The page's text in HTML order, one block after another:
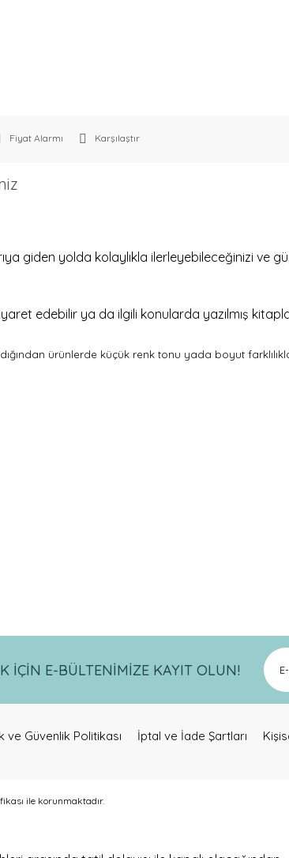
Fiyat Alarmı Karşılaştır
giden yolda kolaylıkla ilerleyebileceğinizi ve
edebilir ya da ilgili konularda yazılmış
ürünlerde küçük renk tonu yada boyut
İÇİN E-BÜLTENİMİZE KAYIT OLUN!
ve Güvenlik Politikası İptal ve İade Şartları
ile korunmaktadır.